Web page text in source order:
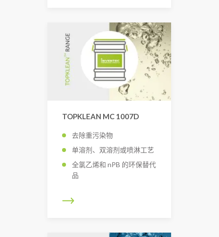
TOPKLEAN MC 1007D
去除重污染物
单溶剂、双溶剂或喷淋工艺
全氯乙烯和 nPB 的环保替代
品